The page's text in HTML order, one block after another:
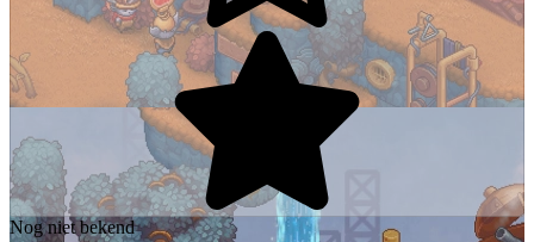
Nog niet bekend